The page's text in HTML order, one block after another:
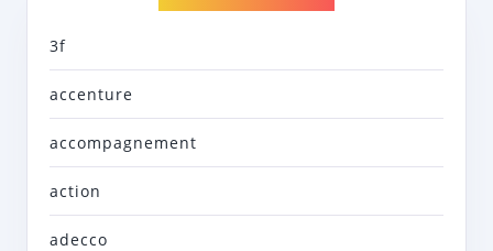
3f
accenture
accompagnement
action
adecco